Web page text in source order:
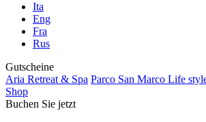
Ita
Eng
Fra
Rus
Gutscheine
Aria Retreat & Spa Parco San Marco Life
Shop
Buchen Sie jetzt